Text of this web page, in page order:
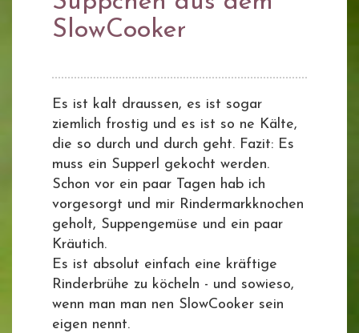
SlowCooker
Es ist kalt draussen, es ist sogar
ziemlich frostig und es ist so ne Kälte,
die so durch und durch geht. Fazit: Es
muss ein Supperl gekocht werden.
Schon vor ein paar Tagen hab ich
vorgesorgt und mir Rindermarkknochen
geholt, Suppengemüse und ein paar
Kräutich.
Es ist absolut einfach eine kräftige
Rinderbrühe zu köcheln - und sowieso,
wenn man man nen SlowCooker sein
eigen nennt.